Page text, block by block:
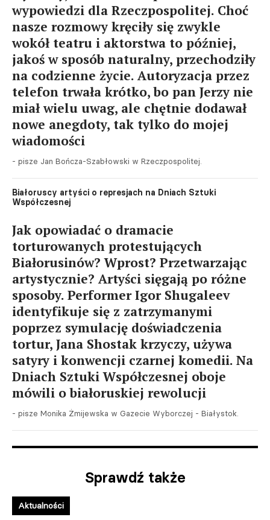
wypowiedzi dla Rzeczpospolitej. Choć
nasze rozmowy kręciły się zwykle
wokół teatru i aktorstwa to później,
jakoś w sposób naturalny, przechodziły
na codzienne życie. Autoryzacja przez
telefon trwała krótko, bo pan Jerzy nie
miał wielu uwag, ale chętnie dodawał
nowe anegdoty, tak tylko do mojej
wiadomości
- pisze Jan Bończa-Szabłowski w Rzeczpospolitej.
Białoruscy artyści o represjach na Dniach Sztuki
Współczesnej
Jak opowiadać o dramacie
torturowanych protestujących
Białorusinów? Wprost? Przetwarzając
artystycznie? Artyści sięgają po różne
sposoby. Performer Igor Shugaleev
identyfikuje się z zatrzymanymi
poprzez symulację doświadczenia
tortur, Jana Shostak krzyczy, używa
satyry i konwencji czarnej komedii. Na
Dniach Sztuki Współczesnej oboje
mówili o białoruskiej rewolucji
- pisze Monika Żmijewska w Gazecie Wyborczej - Białystok.
Sprawdź także
Aktualności